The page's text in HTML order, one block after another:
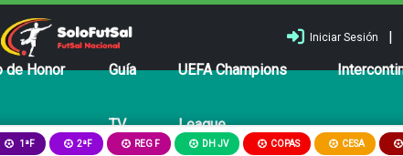
Iniciar Sesión |
de Honor Guía
TV
UEFA Champions
League
1ªF 2ªF REG F DH JV COPAS CESA